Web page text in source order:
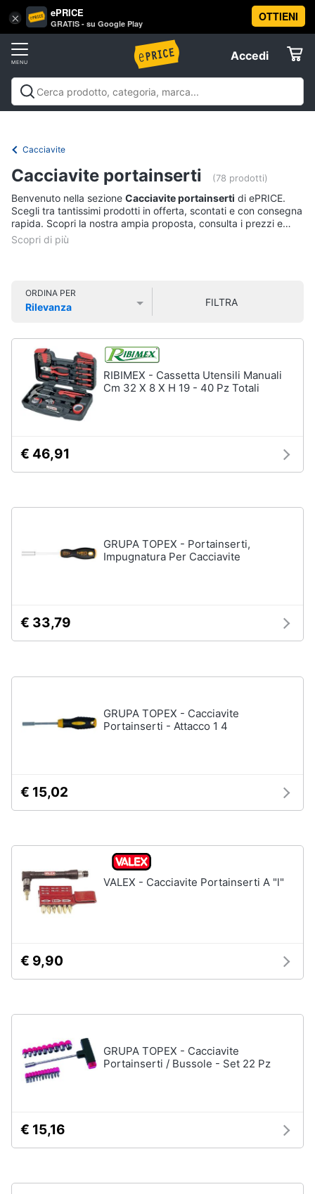
× ePRICE
GRATIS - su Google Play
OTTIENI
Accedi
Accedi
Registrati
Offerte
Informatica
Telefonia
Tv
Cinema
home
Videogiochi
Audio
Brico
Salute
e
Giocattoli
infanzia
Abbigliamento
Motori
Libri,
cd
Festività
e
Vai
al
Cacciavite
Cacciavite portainserti (78 prodotti)
Benvenuto nella sezione Cacciavite portainserti di ePRICE.
Scegli tra tantissimi prodotti in offerta, scontati e con consegna
rapida. Scopri la nostra ampia proposta, consulta i prezzi e
acquista comodamente online.
ORDINA PER
Rilevanza
FILTRA
RIBIMEX - Cassetta Utensili Manuali
Cm 32 X 8 X H 19 - 40 Pz Totali
€ 46,91
GRUPA TOPEX - Portainserti,
Impugnatura Per Cacciavite
€ 33,79
GRUPA TOPEX - Cacciavite
Portainserti - Attacco 1 4
€ 15,02
VALEX - Cacciavite Portainserti A "l"
€ 9,90
GRUPA TOPEX - Cacciavite
Portainserti / Bussole - Set 22 Pz
€ 15,16